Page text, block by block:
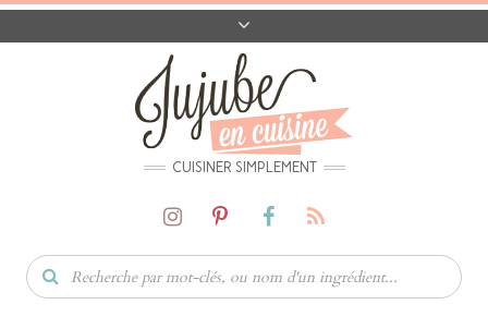
CONTACT
CODES PROMO
MATÉRIEL
CUISINER SIMPLEMENT